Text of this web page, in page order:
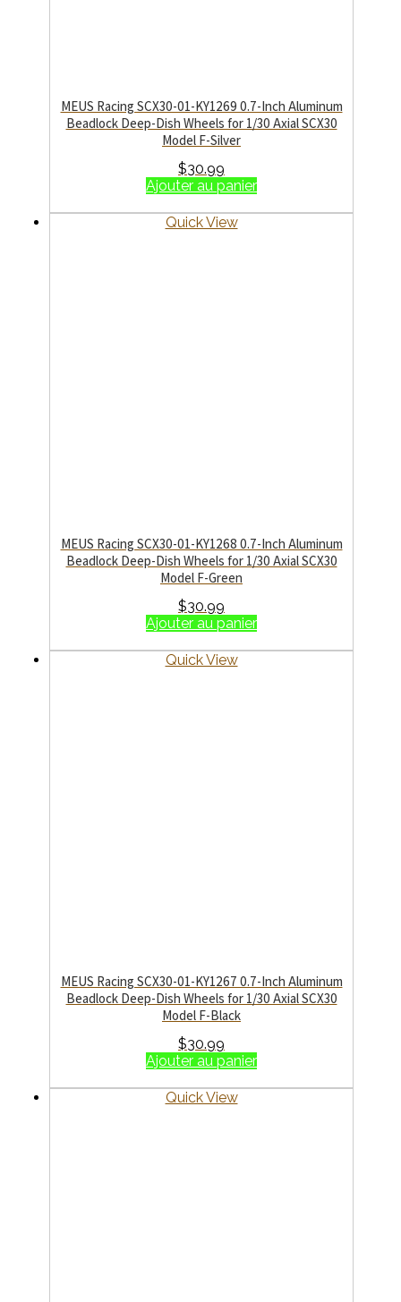
MEUS Racing SCX30-01-KY1269 0.7-Inch Aluminum
Beadlock Deep-Dish Wheels for 1/30 Axial SCX30
Model F-Silver
$30.99
Ajouter au panier
Quick View
MEUS Racing SCX30-01-KY1268 0.7-Inch Aluminum
Beadlock Deep-Dish Wheels for 1/30 Axial SCX30
Model F-Green
$30.99
Ajouter au panier
Quick View
MEUS Racing SCX30-01-KY1267 0.7-Inch Aluminum
Beadlock Deep-Dish Wheels for 1/30 Axial SCX30
Model F-Black
$30.99
Ajouter au panier
Quick View